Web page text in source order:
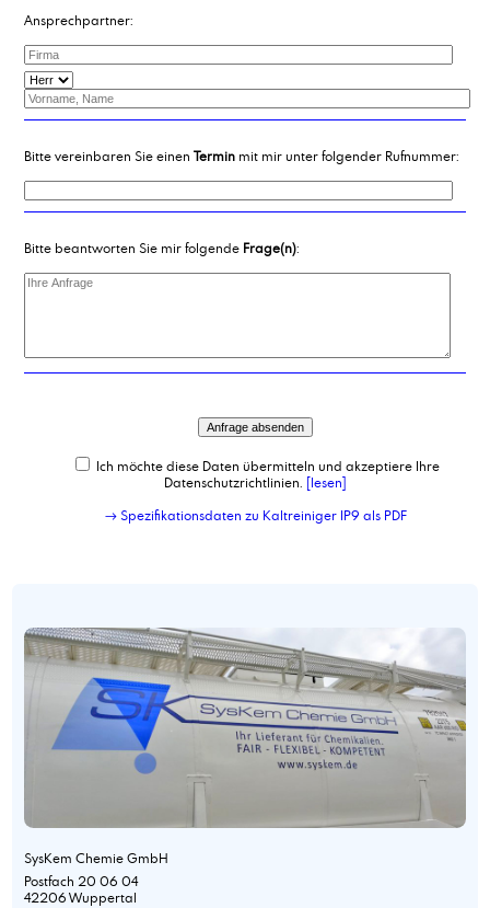
Ansprechpartner:
Bitte vereinbaren Sie einen Terminmit mir unter folgender Rufnummer:
Bitte beantworten Sie mir folgende Frage(n):
Ich möchte diese Daten übermitteln und akzeptiere Ihre
Datenschutzrichtlinien. [lesen]
→ Spezifikationsdaten zu Kaltreiniger IP9 als PDF
SysKem Chemie GmbH
Postfach 20 06 04
42206 Wuppertal